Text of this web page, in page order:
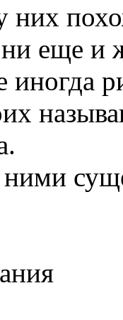
них
еще и
иногда